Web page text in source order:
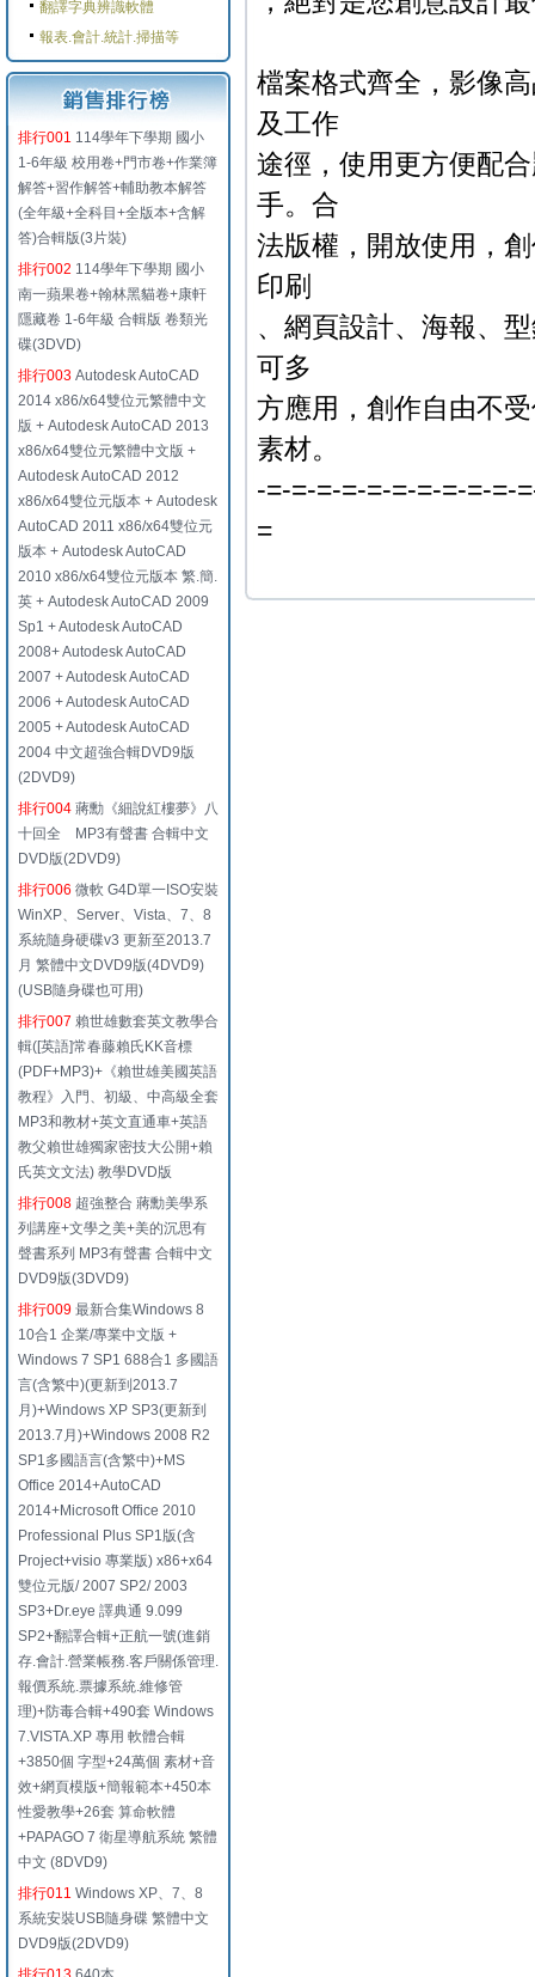
翻譯字典辨識軟體
報表.會計.統計.掃描等
排行001 114學年下學期 國小
1-6年級 校用卷+門市卷+作業簿
解答+習作解答+輔助教本解答
(全年級+全科目+全版本+含解
答)合輯版(3片裝)
排行002 114學年下學期 國小
南一蘋果卷+翰林黑貓卷+康軒
隱藏卷 1-6年級 合輯版 卷類光
碟(3DVD)
排行003 Autodesk AutoCAD
2014 x86/x64雙位元繁體中文
版 + Autodesk AutoCAD 2013
x86/x64雙位元繁體中文版 +
Autodesk AutoCAD 2012
x86/x64雙位元版本 + Autodesk
AutoCAD 2011 x86/x64雙位元
版本 + Autodesk AutoCAD
2010 x86/x64雙位元版本 繁.簡.
英 + Autodesk AutoCAD 2009
Sp1 + Autodesk AutoCAD
2008+ Autodesk AutoCAD
2007 + Autodesk AutoCAD
2006 + Autodesk AutoCAD
2005 + Autodesk AutoCAD
2004 中文超強合輯DVD9版
(2DVD9)
排行004 蔣勳《細說紅樓夢》八
十回全 MP3有聲書 合輯中文
DVD版(2DVD9)
排行006 微軟 G4D單一ISO安裝
WinXP、Server、Vista、7、8
系統隨身硬碟v3 更新至2013.7
月 繁體中文DVD9版(4DVD9)
(USB隨身碟也可用)
排行007 賴世雄數套英文教學合
輯([英語]常春藤賴氏KK音標
(PDF+MP3)+《賴世雄美國英語
教程》入門、初級、中高級全套
MP3和教材+英文直通車+英語
教父賴世雄獨家密技大公開+賴
氏英文文法) 教學DVD版
排行008 超強整合 蔣勳美學系
列講座+文學之美+美的沉思有
聲書系列 MP3有聲書 合輯中文
DVD9版(3DVD9)
排行009 最新合集Windows 8
10合1 企業/專業中文版 +
Windows 7 SP1 688合1 多國語
言(含繁中)(更新到2013.7
月)+Windows XP SP3(更新到
2013.7月)+Windows 2008 R2
SP1多國語言(含繁中)+MS
Office 2014+AutoCAD
2014+Microsoft Office 2010
Professional Plus SP1版(含
Project+visio 專業版) x86+x64
雙位元版/ 2007 SP2/ 2003
SP3+Dr.eye 譯典通 9.099
SP2+翻譯合輯+正航一號(進銷
存.會計.營業帳務.客戶關係管理.
報價系統.票據系統.維修管
理)+防毒合輯+490套 Windows
7.VISTA.XP 專用 軟體合輯
+3850個 字型+24萬個 素材+音
效+網頁模版+簡報範本+450本
性愛教學+26套 算命軟體
+PAPAGO 7 衛星導航系統 繁體
中文 (8DVD9)
排行011 Windows XP、7、8
系統安裝USB隨身碟 繁體中文
DVD9版(2DVD9)
檔案格式齊全，影像
及工作
途徑，使用更方便配
手。合
法版權，開放使用，
印刷
、網頁設計、海報、
可多
方應用，創作自由不
素材。
-=-=-=-=-=-=-=-=-=-=-
=